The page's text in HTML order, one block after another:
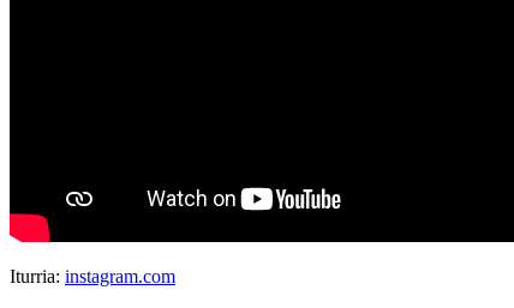
Iturria: instagram.com